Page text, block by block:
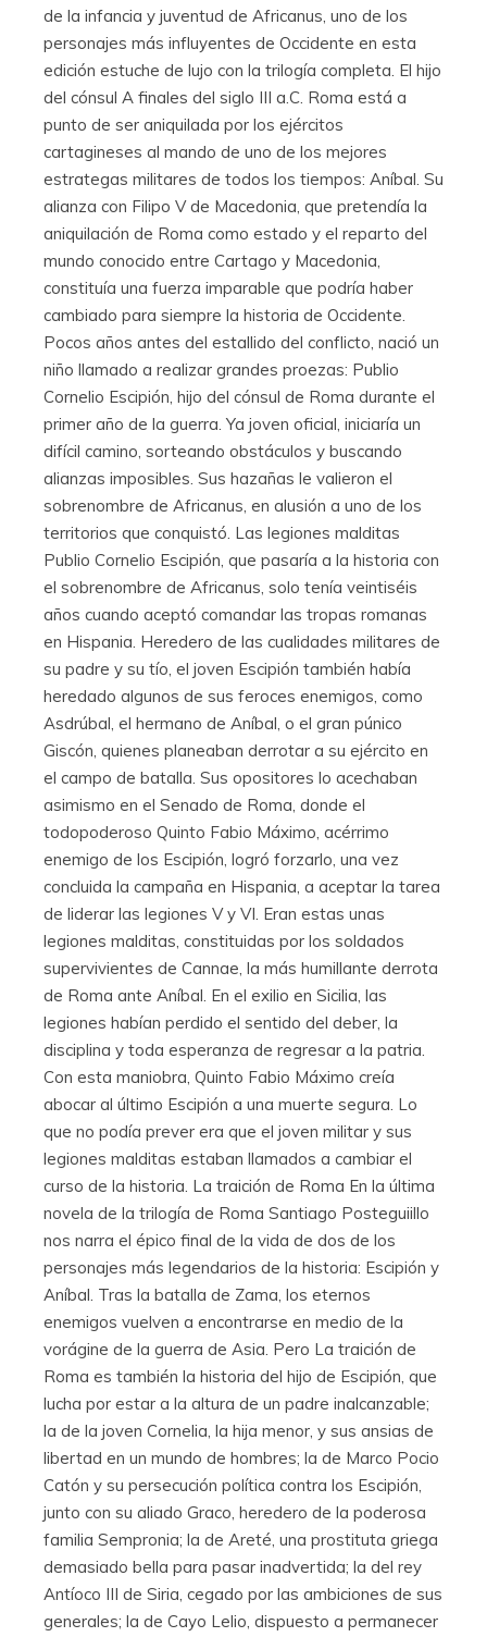
de la infancia y juventud de Africanus, uno de los
personajes más influyentes de Occidente en esta
edición estuche de lujo con la trilogía completa. El hijo
del cónsul A finales del siglo III a.C. Roma está a
punto de ser aniquilada por los ejércitos
cartagineses al mando de uno de los mejores
estrategas militares de todos los tiempos: Aníbal. Su
alianza con Filipo V de Macedonia, que pretendía la
aniquilación de Roma como estado y el reparto del
mundo conocido entre Cartago y Macedonia,
constituía una fuerza imparable que podría haber
cambiado para siempre la historia de Occidente.
Pocos años antes del estallido del conflicto, nació un
niño llamado a realizar grandes proezas: Publio
Cornelio Escipión, hijo del cónsul de Roma durante el
primer año de la guerra. Ya joven oficial, iniciaría un
difícil camino, sorteando obstáculos y buscando
alianzas imposibles. Sus hazañas le valieron el
sobrenombre de Africanus, en alusión a uno de los
territorios que conquistó. Las legiones malditas
Publio Cornelio Escipión, que pasaría a la historia con
el sobrenombre de Africanus, solo tenía veintiséis
años cuando aceptó comandar las tropas romanas
en Hispania. Heredero de las cualidades militares de
su padre y su tío, el joven Escipión también había
heredado algunos de sus feroces enemigos, como
Asdrúbal, el hermano de Aníbal, o el gran púnico
Giscón, quienes planeaban derrotar a su ejército en
el campo de batalla. Sus opositores lo acechaban
asimismo en el Senado de Roma, donde el
todopoderoso Quinto Fabio Máximo, acérrimo
enemigo de los Escipión, logró forzarlo, una vez
concluida la campaña en Hispania, a aceptar la tarea
de liderar las legiones V y VI. Eran estas unas
legiones malditas, constituidas por los soldados
supervivientes de Cannae, la más humillante derrota
de Roma ante Aníbal. En el exilio en Sicilia, las
legiones habían perdido el sentido del deber, la
disciplina y toda esperanza de regresar a la patria.
Con esta maniobra, Quinto Fabio Máximo creía
abocar al último Escipión a una muerte segura. Lo
que no podía prever era que el joven militar y sus
legiones malditas estaban llamados a cambiar el
curso de la historia. La traición de Roma En la última
novela de la trilogía de Roma Santiago Posteguiillo
nos narra el épico final de la vida de dos de los
personajes más legendarios de la historia: Escipión y
Aníbal. Tras la batalla de Zama, los eternos
enemigos vuelven a encontrarse en medio de la
vorágine de la guerra de Asia. Pero La traición de
Roma es también la historia del hijo de Escipión, que
lucha por estar a la altura de un padre inalcanzable;
la de la joven Cornelia, la hija menor, y sus ansias de
libertad en un mundo de hombres; la de Marco Pocio
Catón y su persecución política contra los Escipión,
junto con su aliado Graco, heredero de la poderosa
familia Sempronia; la de Areté, una prostituta griega
demasiado bella para pasar inadvertida; la del rey
Antíoco III de Siria, cegado por las ambiciones de sus
generales; la de Cayo Lelio, dispuesto a permanecer